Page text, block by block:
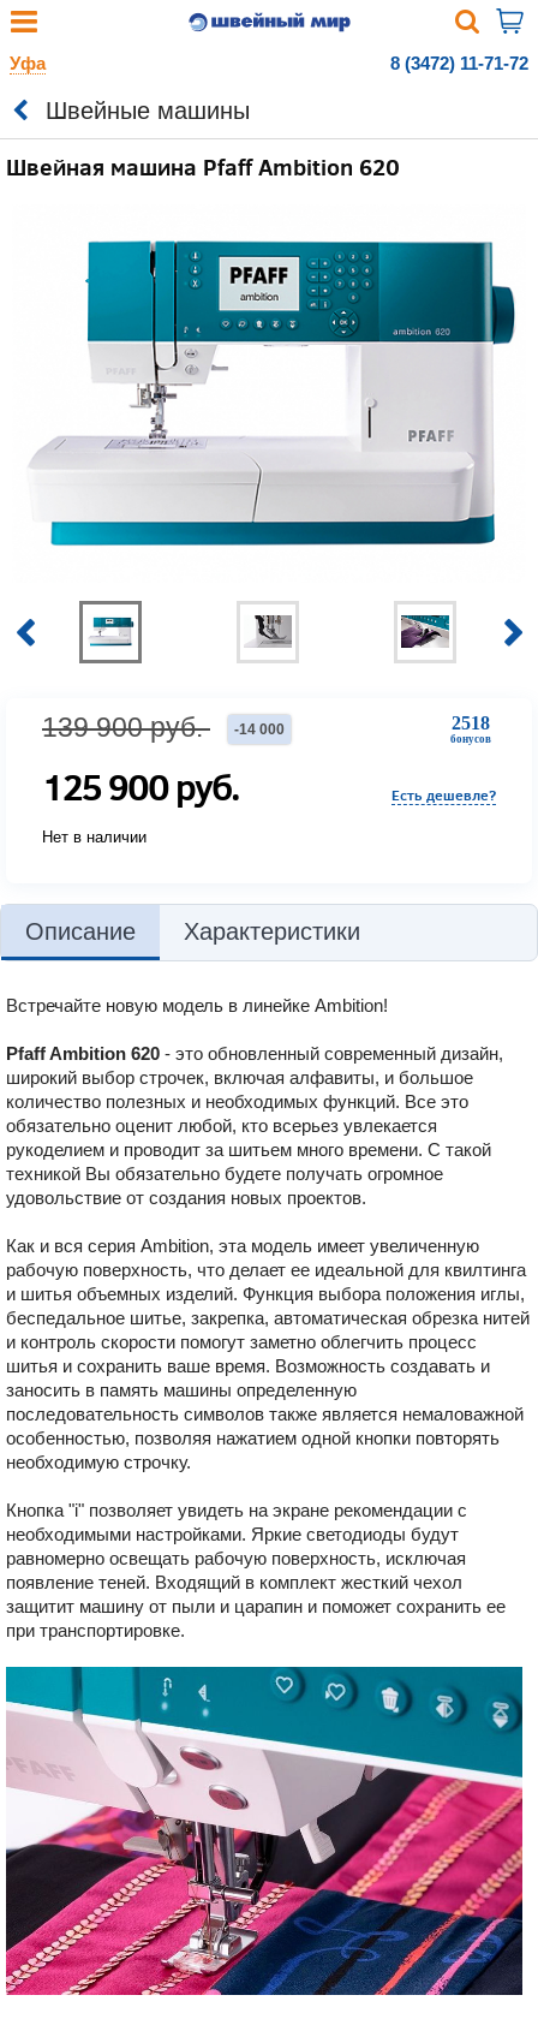
Уфа 8 (3472) 11-71-72
Швейные машины
Швейная машина Pfaff Ambition 620
2518
бонусов
139 900 руб. -14 000
125 900руб. Есть дешевле?
Нет в наличии
Описание Характеристики
Встречайте новую модель в линейке Ambition!
Pfaff Ambition 620 - это обновленный современный дизайн,
широкий выбор строчек, включая алфавиты, и большое
количество полезных и необходимых функций. Все это
обязательно оценит любой, кто всерьез увлекается
рукоделием и проводит за шитьем много времени. С такой
техникой Вы обязательно будете получать огромное
удовольствие от создания новых проектов.
Как и вся серия Ambition, эта модель имеет увеличенную
рабочую поверхность, что делает ее идеальной для квилтинга
и шитья объемных изделий. Функция выбора положения иглы,
беспедальное шитье, закрепка, автоматическая обрезка нитей
и контроль скорости помогут заметно облегчить процесс
шитья и сохранить ваше время. Возможность создавать и
заносить в память машины определенную
последовательность символов также является немаловажной
особенностью, позволяя нажатием одной кнопки повторять
необходимую строчку.
Кнопка "i" позволяет увидеть на экране рекомендации с
необходимыми настройками. Яркие светодиоды будут
равномерно освещать рабочую поверхность, исключая
появление теней. Входящий в комплект жесткий чехол
защитит машину от пыли и царапин и поможет сохранить ее
при транспортировке.